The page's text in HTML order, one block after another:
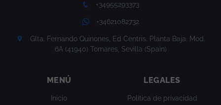
+34955293373
+34621082732
Glta. Fernando Quinones, Ed Centris. Planta Baja. Mod.
6A (41940) Tomares, Sevilla (Spain)
MENÚ
Inicio
LEGALES
Política de privacidad